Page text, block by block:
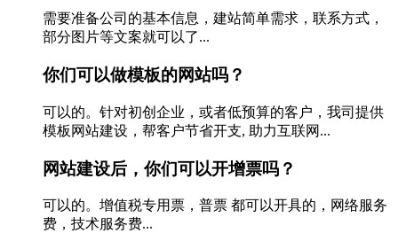
需要准备公司的基本信息，建站简单需求，联系方式，
部分图片等文案就可以了...
你们可以做模板的网站吗？
可以的。针对初创企业，或者低预算的客户，我司提供
模板网站建设，帮客户节省开支, 助力互联网...
网站建设后，你们可以开增票吗？
可以的。增值税专用票，普票 都可以开具的，网络服务
费，技术服务费...